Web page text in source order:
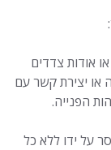
אודות צדדים
או יצירת קשר עם
הפנייה.
על ידו ללא כל